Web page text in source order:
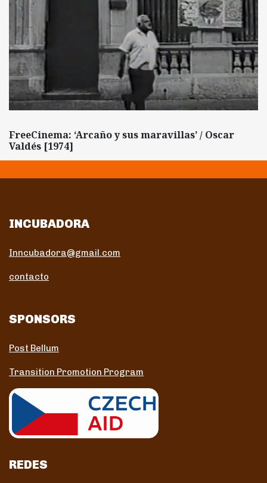
FreeCinema: ‘Arcaño y sus maravillas’ / Oscar
Valdés [1974]
INCUBADORA
Inncubadora@gmail.com
contacto
SPONSORS
Post Bellum
Transition Promotion Program
REDES